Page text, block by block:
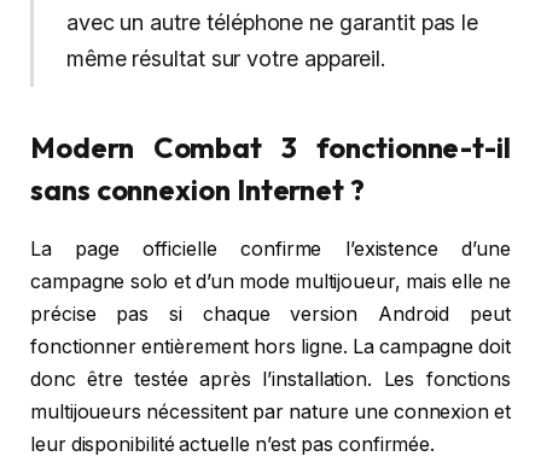
avec un autre téléphone ne garantit pas le
même résultat sur votre appareil.
Modern Combat 3 fonctionne-t-il
sans connexion Internet ?
La page officielle confirme l’existence d’une
campagne solo et d’un mode multijoueur, mais elle ne
précise pas si chaque version Android peut
fonctionner entièrement hors ligne. La campagne doit
donc être testée après l’installation. Les fonctions
multijoueurs nécessitent par nature une connexion et
leur disponibilité actuelle n’est pas confirmée.